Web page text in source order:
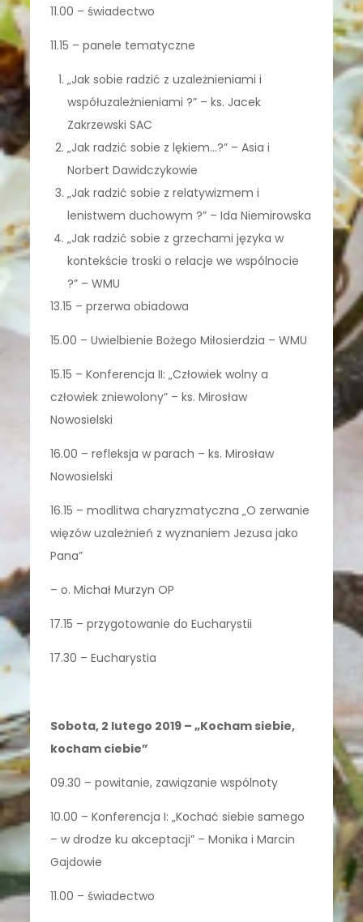
11.00 – świadectwo
11.15 – panele tematyczne
„Jak sobie radzić z uzależnieniami i
współuzależnieniami ?” – ks. Jacek
Zakrzewski SAC
„Jak radzić sobie z lękiem…?” – Asia i
Norbert Dawidczykowie
„Jak radzić sobie z relatywizmem i
lenistwem duchowym ?” – Ida Niemirowska
„Jak radzić sobie z grzechami języka w
kontekście troski o relacje we wspólnocie
?” – WMU
13.15 – przerwa obiadowa
15.00 – Uwielbienie Bożego Miłosierdzia – WMU
15.15 – Konferencja II: „Człowiek wolny a
człowiek zniewolony” – ks. Mirosław
Nowosielski
16.00 – refleksja w parach – ks. Mirosław
Nowosielski
16.15 – modlitwa charyzmatyczna „O zerwanie
więzów uzależnień z wyznaniem Jezusa jako
Pana”
– o. Michał Murzyn OP
17.15 – przygotowanie do Eucharystii
17.30 – Eucharystia
Sobota, 2 lutego 2019 – „Kocham siebie,
kocham ciebie”
09.30 – powitanie, zawiązanie wspólnoty
10.00 – Konferencja I: „Kochać siebie samego
– w drodze ku akceptacji” – Monika i Marcin
Gajdowie
11.00 – świadectwo